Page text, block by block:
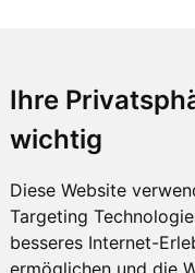
Ihre
wichtig
Diese Website
Targeting
besseres Internet-
ermöglichen und die